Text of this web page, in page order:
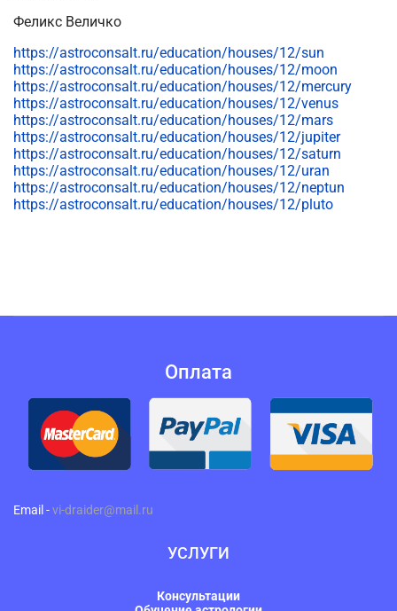
Феликс Величко
https://astroconsalt.ru/education/houses/12/sun
https://astroconsalt.ru/education/houses/12/moon
https://astroconsalt.ru/education/houses/12/mercury
https://astroconsalt.ru/education/houses/12/venus
https://astroconsalt.ru/education/houses/12/mars
https://astroconsalt.ru/education/houses/12/jupiter
https://astroconsalt.ru/education/houses/12/saturn
https://astroconsalt.ru/education/houses/12/uran
https://astroconsalt.ru/education/houses/12/neptun
https://astroconsalt.ru/education/houses/12/pluto
Оплата
Email -vi-draider@mail.ru
УСЛУГИ
Консультации